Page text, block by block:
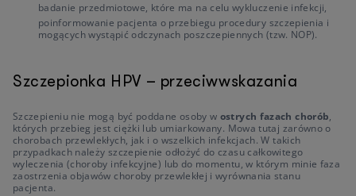
badanie przedmiotowe, które ma na celu wykluczenie infekcji,
poinformowanie pacjenta o przebiegu procedury szczepienia i
mogących wystąpić odczynach poszczepiennych (tzw. NOP).
Szczepionka HPV – przeciwwskazania
Szczepieniu nie mogą być poddane osoby w ostrych fazach chorób,
których przebieg jest ciężki lub umiarkowany. Mowa tutaj zarówno o
chorobach przewlekłych, jak i o wszelkich infekcjach. W takich
przypadkach należy szczepienie odłożyć do czasu całkowitego
wyleczenia (choroby infekcyjne) lub do momentu, w którym minie faza
zaostrzenia objawów choroby przewlekłej i wyrównania stanu
pacjenta.